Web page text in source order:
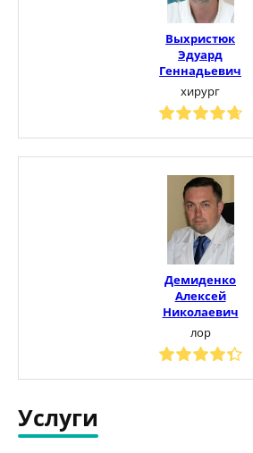
Выхристюк
Эдуард
Геннадьевич
хирург
Демиденко
Алексей
Николаевич
лор
Услуги